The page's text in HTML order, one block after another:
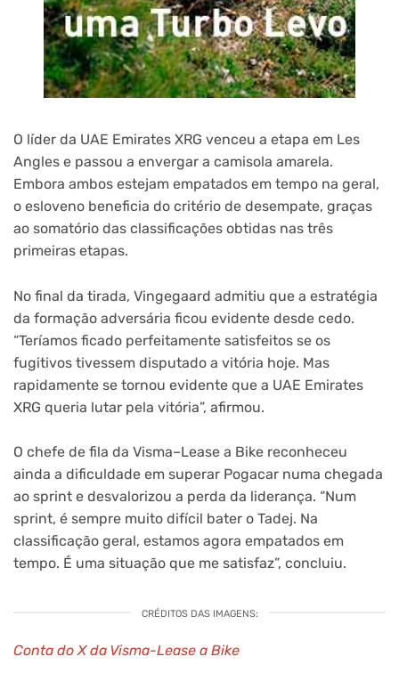
O líder da UAE Emirates XRG venceu a etapa em Les
Angles e passou a envergar a camisola amarela.
Embora ambos estejam empatados em tempo na geral,
o esloveno beneficia do critério de desempate, graças
ao somatório das classificações obtidas nas três
primeiras etapas.
No final da tirada, Vingegaard admitiu que a estratégia
da formação adversária ficou evidente desde cedo.
“Teríamos ficado perfeitamente satisfeitos se os
fugitivos tivessem disputado a vitória hoje. Mas
rapidamente se tornou evidente que a UAE Emirates
XRG queria lutar pela vitória”, afirmou.
O chefe de fila da Visma–Lease a Bike reconheceu
ainda a dificuldade em superar Pogacar numa chegada
ao sprint e desvalorizou a perda da liderança. “Num
sprint, é sempre muito difícil bater o Tadej. Na
classificação geral, estamos agora empatados em
tempo. É uma situação que me satisfaz”, concluiu.
CRÉDITOS DAS IMAGENS:
Conta do X da Visma-Lease a Bike